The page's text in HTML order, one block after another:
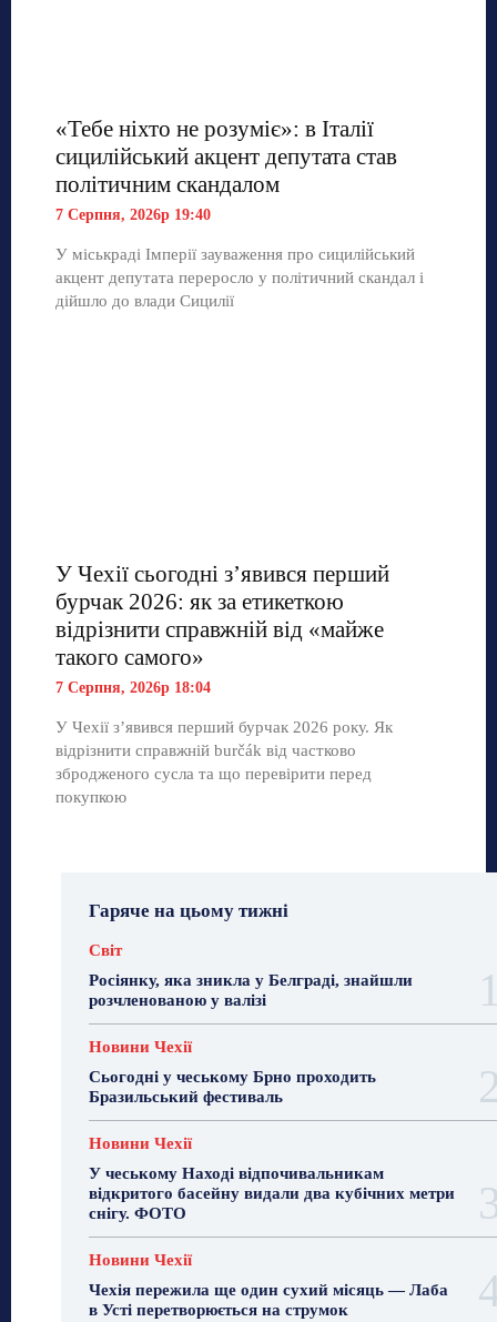
«Тебе ніхто не розуміє»: в Італії
сицилійський акцент депутата став
політичним скандалом
7 Серпня, 2026р 19:40
У міськраді Імперії зауваження про сицилійський
акцент депутата переросло у політичний скандал і
дійшло до влади Сицилії
У Чехії сьогодні з’явився перший
бурчак 2026: як за етикеткою
відрізнити справжній від «майже
такого самого»
7 Серпня, 2026р 18:04
У Чехії з’явився перший бурчак 2026 року. Як
відрізнити справжній burčák від частково
збродженого сусла та що перевірити перед
покупкою
Гаряче на цьому тижні
Світ
Росіянку, яка зникла у Белграді, знайшли
розчленованою у валізі
Новини Чехії
Сьогодні у чеському Брно проходить
Бразильський фестиваль
Новини Чехії
У чеському Наході відпочивальникам
відкритого басейну видали два кубічних метри
снігу. ФОТО
Новини Чехії
Чехія пережила ще один сухий місяць — Лаба
в Усті перетворюється на струмок